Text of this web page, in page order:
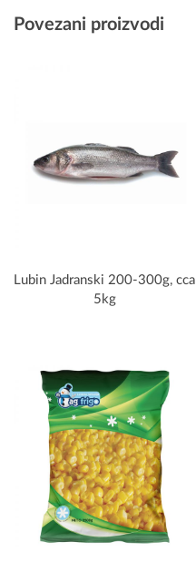
Povezani proizvodi
Lubin Jadranski 200-300g, cca
5kg